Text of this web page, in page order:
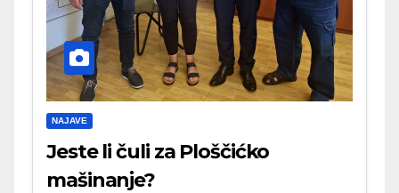
NAJAVE
Jeste li čuli za Ploščićko
mašinanje?